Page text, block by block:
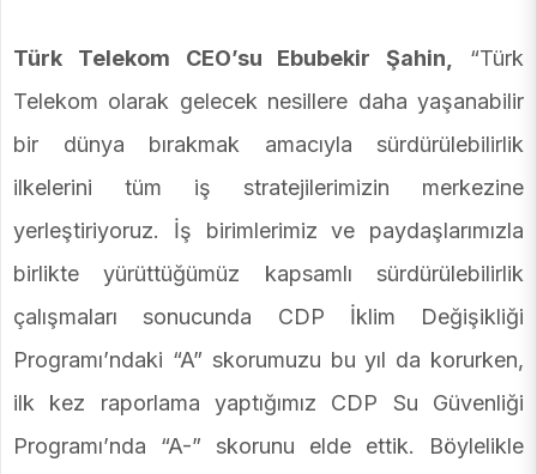
Türk Telekom CEO’su Ebubekir Şahin,
“Türk
Telekom olarak gelecek nesillere daha yaşanabilir
bir dünya bırakmak amacıyla sürdürülebilirlik
ilkelerini tüm iş stratejilerimizin merkezine
yerleştiriyoruz. İş birimlerimiz ve paydaşlarımızla
birlikte yürüttüğümüz kapsamlı sürdürülebilirlik
çalışmaları sonucunda CDP İklim Değişikliği
Programı’ndaki “A” skorumuzu bu yıl da korurken,
ilk kez raporlama yaptığımız CDP Su Güvenliği
Programı’nda “A-” skorunu elde ettik. Böylelikle